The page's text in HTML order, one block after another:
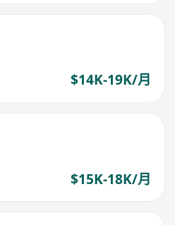
$14K-19K/月
$15K-18K/月